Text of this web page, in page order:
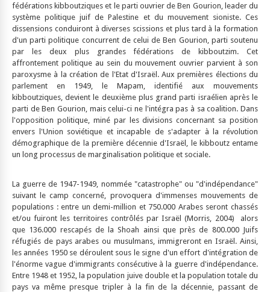
fédérations kibboutziques et le parti ouvrier de Ben Gourion, leader du
système politique juif de Palestine et du mouvement sioniste. Ces
dissensions conduiront à diverses scissions et plus tard à la formation
d'un parti politique concurrent de celui de Ben Gourion, parti soutenu
par les deux plus grandes fédérations de kibboutzim. Cet
affrontement politique au sein du mouvement ouvrier parvient à son
paroxysme à la création de l'Etat d'Israël. Aux premières élections du
parlement en 1949, le Mapam, identifié aux mouvements
kibboutziques, devient le deuxième plus grand parti israélien après le
parti de Ben Gourion, mais celui-ci ne l'intégra pas à sa coalition. Dans
l'opposition politique, miné par les divisions concernant sa position
envers l'Union soviétique et incapable de s'adapter à la révolution
démographique de la première décennie d'Israël, le kibboutz entame
un long processus de marginalisation politique et sociale.
La guerre de 1947-1949, nommée "catastrophe" ou "d'indépendance"
suivant le camp concerné, provoquera d'immenses mouvements de
populations : entre un demi-million et 750.000 Arabes seront chassés
et/ou fuiront les territoires contrôlés par Israël (Morris, 2004) alors
que 136.000 rescapés de la Shoah ainsi que près de 800.000 Juifs
réfugiés de pays arabes ou musulmans, immigreront en Israël. Ainsi,
les années 1950 se déroulent sous le signe d'un effort d'intégration de
l'énorme vague d'immigrants consécutive à la guerre d'indépendance.
Entre 1948 et 1952, la population juive double et la population totale du
pays va même presque tripler à la fin de la décennie, passant de